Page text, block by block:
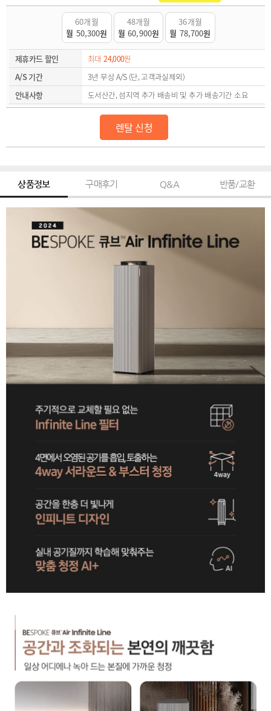
60개월
월 50,300원
48개월
월60,900원
36개월
월 78,700원
제휴카드 할인 최대24,000원
A/S 기간
3년 무상 A/S (단, 고객과실제외)
안내사항
도서산간, 섬지역 추가 배송비 및 추가 배송기간 소요
렌탈 신청
상품정보 구매후기 Q&A 반품/교환